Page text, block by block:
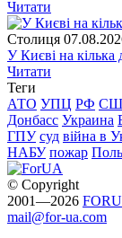
Читати
Столиця
У Києві на
Читати
Теги
АТО УПЦ РФ
Донбасс Украина
ГПУ суд війна в
НАБУ пожар
© Copyright
2001—2026
mail@for-ua.com